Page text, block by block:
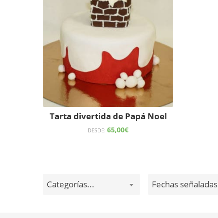
Tarta divertida de Papá Noel
DESDE: 65,00€
Categorías... Fechas